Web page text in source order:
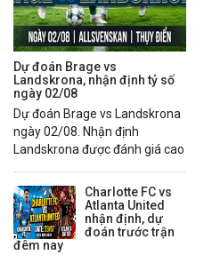
Dự đoán Brage vs
Landskrona, nhận định tỷ số
ngày 02/08
Dự đoán Brage vs Landskrona
ngày 02/08. Nhận định
Landskrona được đánh giá cao
định.
Charlotte FC vs
Atlanta United
nhận định, dự
đoán trước trận
đêm nay